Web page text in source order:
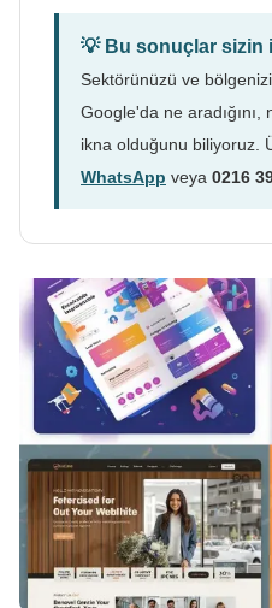
💡 Bu sonuçlar sizin
Sektörünüzü ve
Google'da ne aradığını,
ikna olduğunu biliyoruz.
WhatsApp veya 0216